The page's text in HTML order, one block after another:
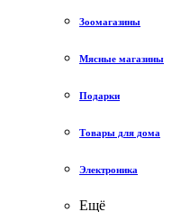
Зоомагазины
Мясные магазины
Подарки
Товары для дома
Электроника
Ещё